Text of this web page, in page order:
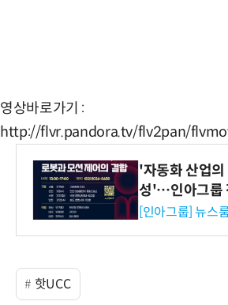
영상바로가기 :
http://flvr.pandora.tv/flv2pan/
'자동화 산업
성'…인아그룹
시 세미나 페어
[인아그룹] 뉴스
핫UCC